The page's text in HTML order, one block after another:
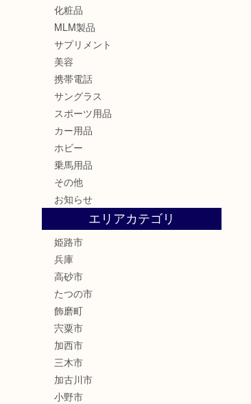
化粧品
MLM製品
サプリメント
美容
携帯電話
サングラス
スポーツ用品
カー用品
ホビー
乗馬用品
その他
お知らせ
エリアカテゴリ
姫路市
兵庫
高砂市
たつの市
飾磨町
宍粟市
加西市
三木市
加古川市
小野市